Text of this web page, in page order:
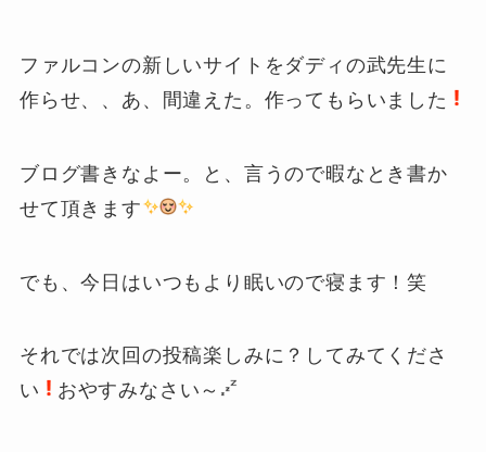
ファルコンの新しいサイトをダディの武先生に
作らせ、、あ、間違えた。作ってもらいました
ブログ書きなよー。と、言うので暇なとき書か
せて頂きます
でも、今日はいつもより眠いので寝ます！笑
それでは次回の投稿楽しみに？してみてくださ
い
おやすみなさい～